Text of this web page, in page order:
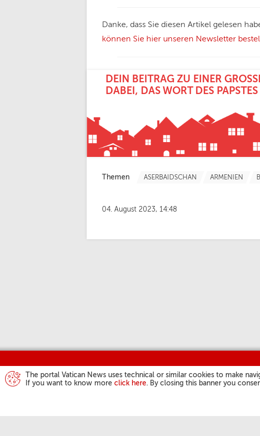
The portal Vatican News uses technical or similar cookies to make
If you want to know more click here. By closing this banner you
Danke, dass Sie diesen Artikel gelesen
können Sie hier unseren Newsletter
DEIN BEITRAG ZU EINER
ABEI, DAS WORT DES PAPSTES
Themen ASERBAIDSCHAN ARMENIEN
04. August 2023, 14:48